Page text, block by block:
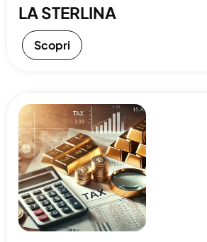
LA STERLINA
Scopri